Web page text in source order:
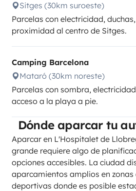
Sitges (30km suroeste)
Parcelas con electricidad,
proximidad al centro de Sitges.
Camping Barcelona
Mataró (30km noreste)
Parcelas con sombra,
acceso a la playa a pie.
Dónde aparcar tu
Aparcar en L'Hospitalet de
grande requiere algo de
opciones accesibles. La ciudad
aparcamientos amplios en zonas
deportivas donde es posible